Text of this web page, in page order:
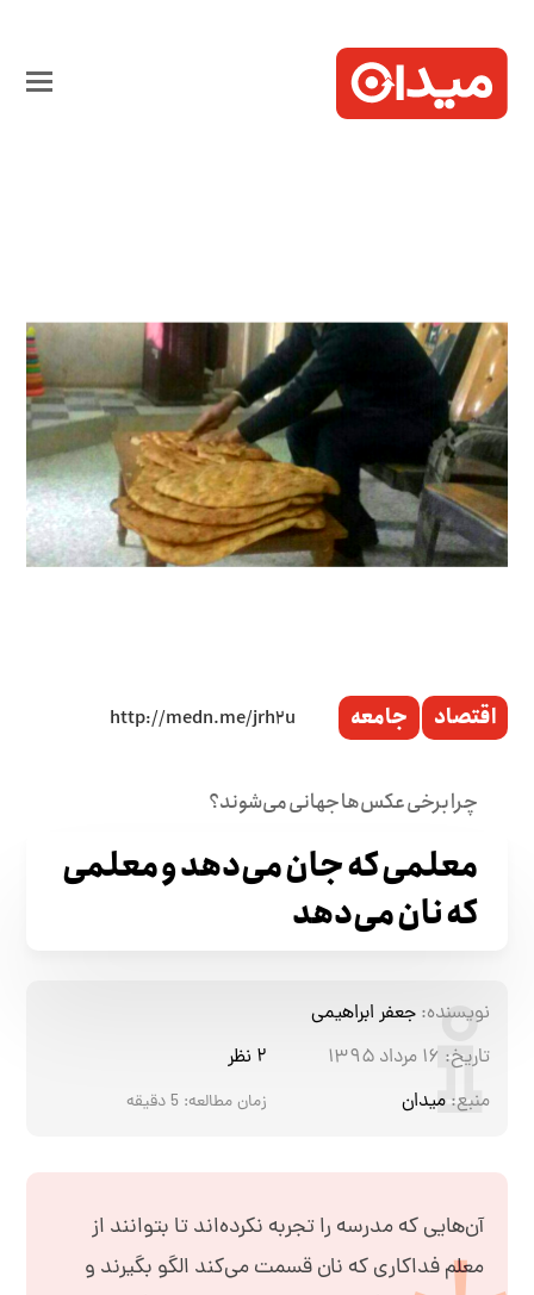
اقتصاد جامعه
چرا برخی عکس‌ها جهانی می‌شوند؟
معلمی که جان می‌دهد و معلمی
که نان می‌دهد
نویسنده: جعفر ابراهیمی
تاریخ: ۱۶ مرداد ۱۳۹۵
۲ نظر
منبع: میدان زمان مطالعه: 5 دقیقه
آن‌هایی که مدرسه را تجربه نکرده‌اند تا بتوانند از
معلم فداکاری که نان قسمت می‌کند الگو بگیرند و